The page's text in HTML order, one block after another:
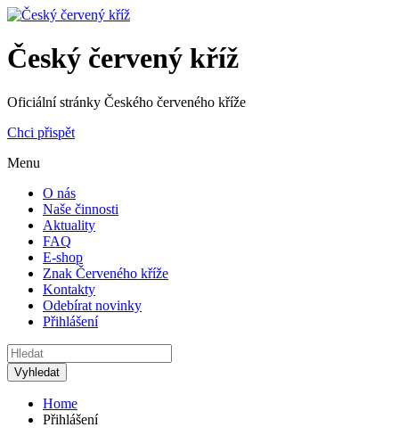
Český červený kříž
Oficiální stránky Českého červeného kříže
Chci přispět
Menu
O nás
Naše činnosti
Aktuality
FAQ
E-shop
Znak Červeného kříže
Kontakty
Odebírat novinky
Přihlášení
Home
Přihlášení